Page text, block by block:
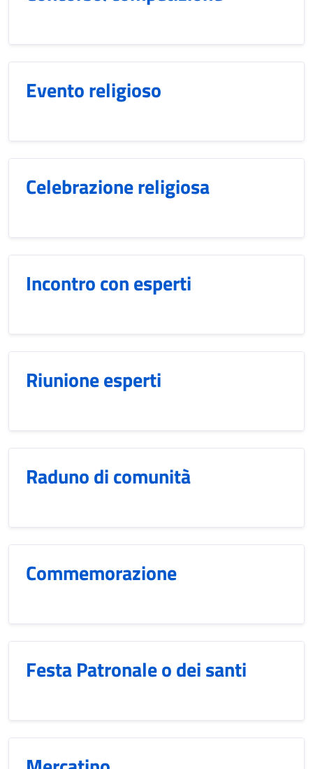
Evento religioso
Celebrazione religiosa
Incontro con esperti
Riunione esperti
Raduno di comunità
Commemorazione
Festa Patronale o dei santi